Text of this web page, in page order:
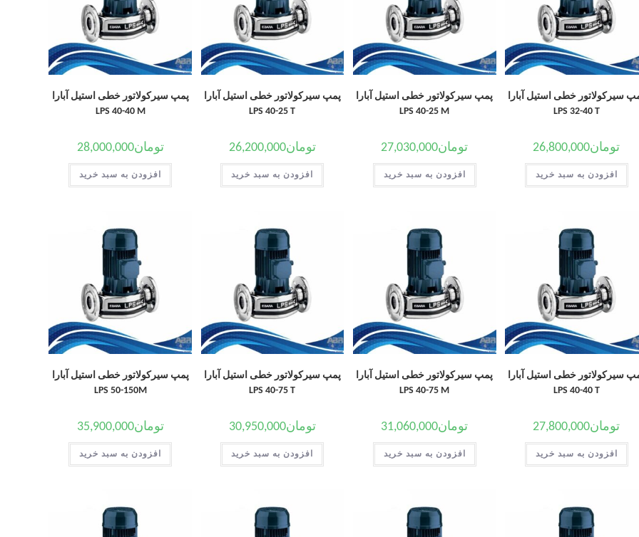
سیرکولاتور خطی استیل آبارا
LPS 32-40 T
تومان26,800,000
افزودن به سبد خرید
پمپ سیرکولاتور خطی استیل آبارا
LPS 40-25 M
تومان27,030,000
افزودن به سبد خرید
پمپ سیرکولاتور خطی استیل آبارا
LPS 40-25 T
تومان26,200,000
افزودن به سبد خرید
پمپ سیرکولاتور خطی استیل آبارا
LPS 40-40 M
تومان28,000,000
افزودن به سبد خرید
سیرکولاتور خطی استیل آبارا
LPS 40-40 T
تومان27,800,000
افزودن به سبد خرید
پمپ سیرکولاتور خطی استیل آبارا
LPS 40-75 M
تومان31,060,000
افزودن به سبد خرید
پمپ سیرکولاتور خطی استیل آبارا
LPS 40-75 T
تومان30,950,000
افزودن به سبد خرید
پمپ سیرکولاتور خطی استیل آبارا
LPS 50-150M
تومان35,900,000
افزودن به سبد خرید